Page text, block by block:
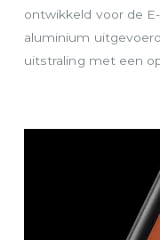
ontwikkeld voor de
aluminium
uitstraling met een